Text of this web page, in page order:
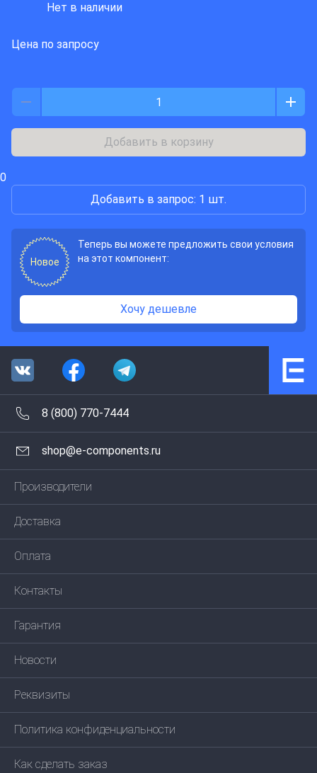
Нет в наличии
Цена по запросу
Добавить в корзину
0
Добавить в запрос: 1 шт.
Новое
Теперь вы можете предложить свои условия
на этот компонент:
Хочу дешевле
8 (800) 770-7444
shop@e-components.ru
Производители
Доставка
Оплата
Контакты
Гарантия
Новости
Реквизиты
Политика конфиденциальности
Как сделать заказ